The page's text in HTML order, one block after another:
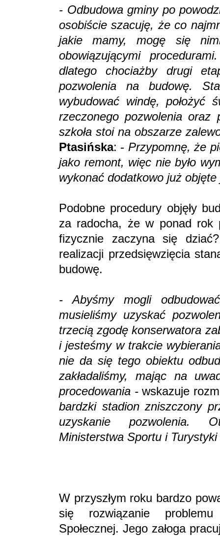
- Odbudowa gminy po
osobiście szacuję, że co
jakie mamy, mogę się
obowiązującymi
dlatego chociażby drugi
pozwolenia na budowę.
wybudować windę, położyć
rzeczonego pozwolenia oraz
szkoła stoi na obszarze
Ptasińska: - Przypomnę, że
jako remont, więc nie było
wykonać dodatkowo już
Podobne procedury objęły
za radocha, że w ponad rok
fizycznie zaczyna się
realizacji przedsięwzięcia
budowę.
- Abyśmy mogli
musieliśmy uzyskać
trzecią zgodę konserwatora
i jesteśmy w trakcie
nie da się tego obiektu
zakładaliśmy, mając na
procedowania -wskazuje
bardzki stadion zniszczony
uzyskanie pozwolenia.
Ministerstwa Sportu i
W przyszłym roku bardzo
się rozwiązanie
Społecznej. Jego załoga